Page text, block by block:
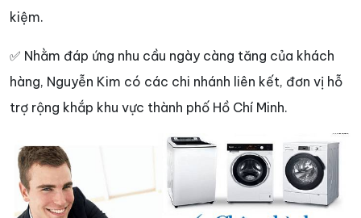
kiệm.
✅ Nhằm đáp ứng nhu cầu ngày càng tăng của khách
hàng, Nguyễn Kim có các chi nhánh liên kết, đơn vị hỗ
trợ rộng khắp khu vực thành phố Hồ Chí Minh.